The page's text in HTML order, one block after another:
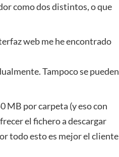
como dos distintos, o que
web me he encontrado
Tampoco se pueden
MB por carpeta (y eso con
el fichero a descargar
todo esto es mejor el cliente